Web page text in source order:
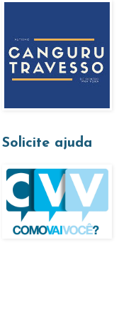
Solicite ajuda